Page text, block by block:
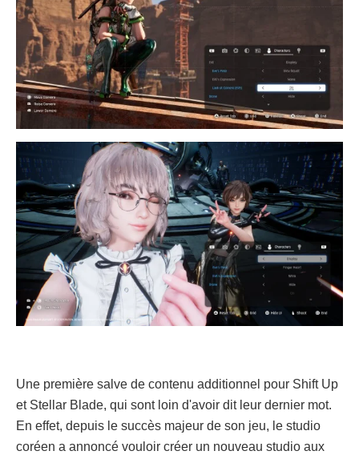
Une première salve de contenu additionnel pour Shift Up
et Stellar Blade, qui sont loin d'avoir dit leur dernier mot.
En effet, depuis le succès majeur de son jeu, le studio
coréen a annoncé vouloir créer un nouveau studio aux